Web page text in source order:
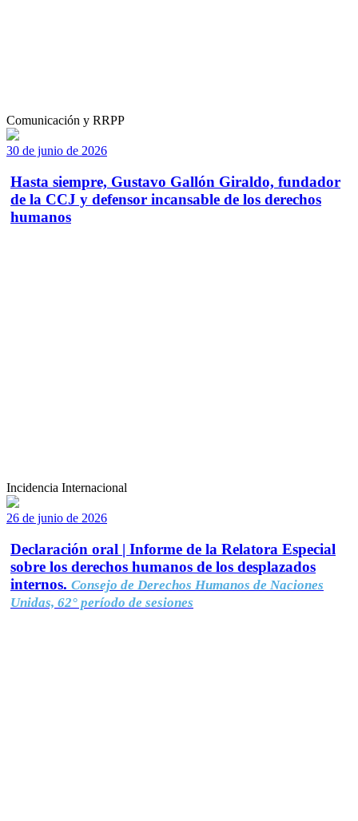
Comunicación y RRPP
30 de junio de 2026
Hasta siempre, Gustavo Gallón Giraldo, fundador
de la CCJ y defensor incansable de los derechos
humanos
Incidencia Internacional
26 de junio de 2026
Declaración oral | Informe de la Relatora Especial
sobre los derechos humanos de los desplazados
internos. Consejo de Derechos Humanos de Naciones
Unidas, 62° período de sesiones